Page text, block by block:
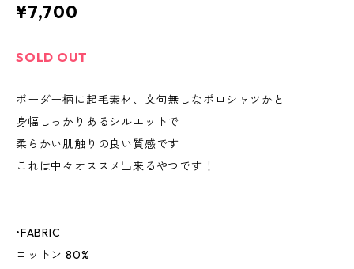
¥7,700
SOLD OUT
ボーダー柄に起毛素材、文句無しなポロシャツかと
身幅しっかりあるシルエットで
柔らかい肌触りの良い質感です
これは中々オススメ出来るやつです！
•FABRIC
コットン 80%